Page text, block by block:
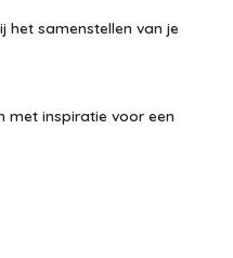
het samenstellen van je
met inspiratie voor een